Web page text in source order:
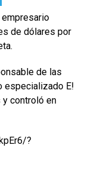
de dólares por
de las
especializado E!
controló en
?